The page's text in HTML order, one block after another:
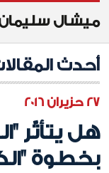
ميشال
أحدث
27 حزيران 2016
هل يتأثّر
بخطوة